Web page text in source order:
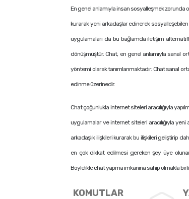
En genel anlamıyla insan sosyalleşmek zorunda
kurarak yeni arkadaşlar edinerek
uygulamaları da bu bağlamda iletişim
dönüşmüştür. Chat, en genel anlamıyla sanal
yöntemi olarak tanımlanmaktadır. Chat sanal
edinme üzerinedir.
Chat çoğunlukla internet siteleri aracılığıyla
uygulamalar ve internet siteleri aracılığıyla
arkadaşlık ilişkileri kurarak bu ilişkileri geliştirip
en çok dikkat edilmesi gereken şey üye
Böylelikle chat yapma imkanına sahip olmakla
KOMUTLAR